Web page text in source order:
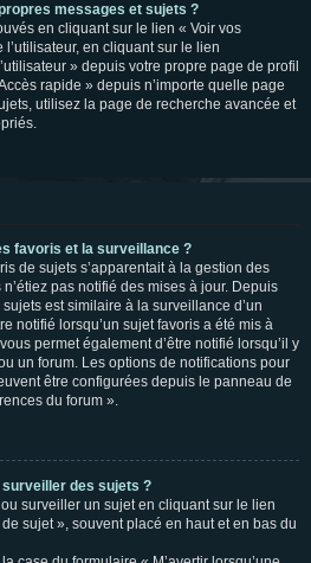
messages et sujets ?
en cliquant sur le lien « Voir vos
en cliquant sur le lien
» depuis votre propre page de profil
rapide » depuis n’importe quelle page
utilisez la page de recherche avancée et
favoris et la surveillance ?
de sujets s’apparentait à la gestion des
pas notifié des mises à jour. Depuis
est similaire à la surveillance d’un
notifié lorsqu’un sujet favoris a été mis à
permet également d’être notifié lorsqu’il y
un forum. Les options de notifications pour
être configurées depuis le panneau de
du forum ».
des sujets ?
surveiller un sujet en cliquant sur le lien
sujet », souvent placé en haut et en bas du